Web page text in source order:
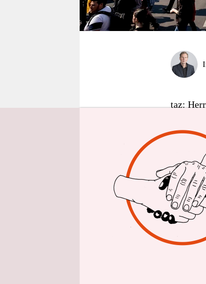
unterstützen
abo
taz:
haben
Markus
hohe
sinken.
von
müssen
Dies